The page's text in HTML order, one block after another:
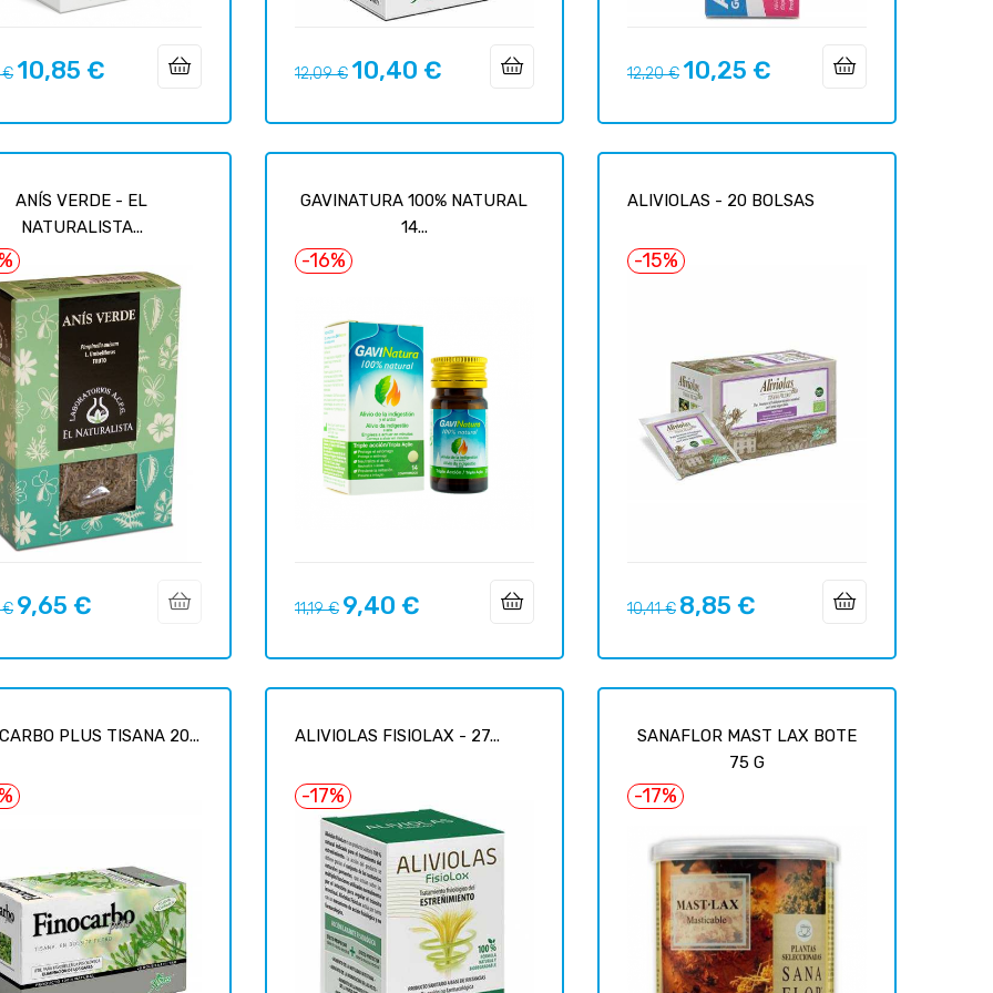
€ Prix
10,85 €
Prix
12,09 € Prix
10,40 €
Prix
12,20 € Prix
10,25 €
ANÍS VERDE - EL
NATURALISTA...
€ Prix
9,65 €
GAVINATURA 100% NATURAL
14...
-16%
Prix
11,19 € Prix
9,40 €
ALIVIOLAS - 20 BOLSAS
-15%
Prix
10,41 € Prix
8,85 €
PLUS TISANA 20... ALIVIOLAS FISIOLAX - 27...
-17%
SANAFLOR MAST LAX BOTE
75 G
-17%